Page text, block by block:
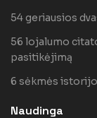
54 geriausios
56 lojalumo
pasitikėjimą
6 sėkmės
Naudinga